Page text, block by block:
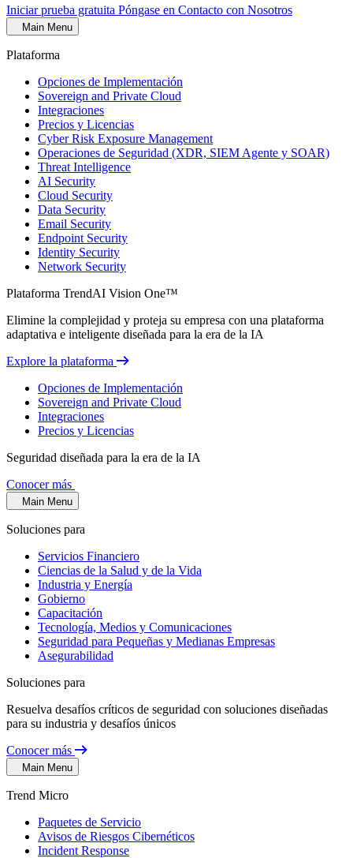
Iniciar prueba gratuita Póngase en Contacto con Nosotros
Main Menu
Plataforma
Opciones de Implementación
Sovereign and Private Cloud
Integraciones
Precios y Licencias
Cyber Risk Exposure Management
Operaciones de Seguridad (XDR, SIEM Agente y SOAR)
Threat Intelligence
AI Security
Cloud Security
Data Security
Email Security
Endpoint Security
Identity Security
Network Security
Plataforma TrendAI Vision One™
Elimine la complejidad y proteja su empresa con una plataforma
adaptativa e inteligente diseñada para la era de la IA
Explore la plataforma
Opciones de Implementación
Sovereign and Private Cloud
Integraciones
Precios y Licencias
Seguridad diseñada para la era de la IA
Conocer más
Main Menu
Soluciones para
Servicios Financiero
Ciencias de la Salud y de la Vida
Industria y Energía
Gobierno
Capacitación
Tecnología, Medios y Comunicaciones
Seguridad para Pequeñas y Medianas Empresas
Asegurabilidad
Soluciones para
Resuelva desafíos críticos de seguridad con soluciones diseñadas
para su industria y desafíos únicos
Conocer más
Main Menu
Trend Micro
Paquetes de Servicio
Avisos de Riesgos Cibernéticos
Incident Response